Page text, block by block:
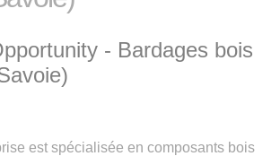
- Bardages bois
est spécialisée en composants bois